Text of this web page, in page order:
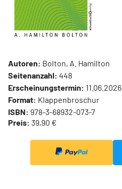
Autoren: Bolton, A. Hamilton
Seitenanzahl: 448
Erscheinungstermin: 11.06.2026
Format: Klappenbroschur
ISBN: 978-3-68932-073-7
Preis: 39,90 €